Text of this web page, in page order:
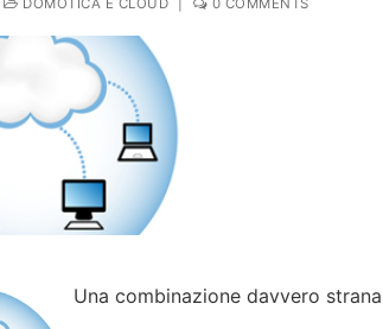
DOMOTICA E CLOUD 0 COMMENTS
Una combinazione davvero